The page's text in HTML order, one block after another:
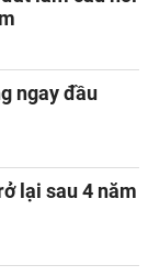
ngay đầu
lại sau 4 năm